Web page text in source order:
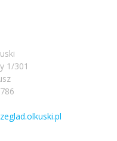
1/301